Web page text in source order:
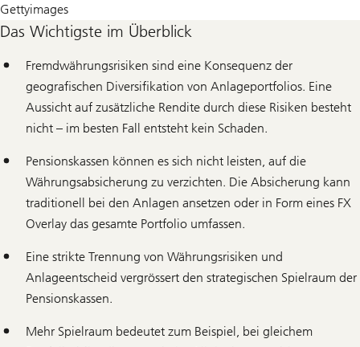
Gettyimages
Das Wichtigste im Überblick
Fremdwährungsrisiken sind eine Konsequenz der
geografischen Diversifikation von Anlageportfolios. Eine
Aussicht auf zusätzliche Rendite durch diese Risiken besteht
nicht – im besten Fall entsteht kein Schaden.
Pensionskassen können es sich nicht leisten, auf die
Währungsabsicherung zu verzichten. Die Absicherung kann
traditionell bei den Anlagen ansetzen oder in Form eines FX
Overlay das gesamte Portfolio umfassen.
Eine strikte Trennung von Währungsrisiken und
Anlageentscheid vergrössert den strategischen Spielraum der
Pensionskassen.
Mehr Spielraum bedeutet zum Beispiel, bei gleichem